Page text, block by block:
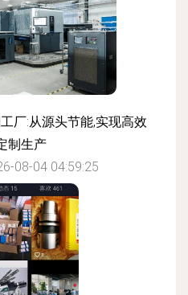
厂:从源头节能,实现高效
制生产
08-04 04:59:25